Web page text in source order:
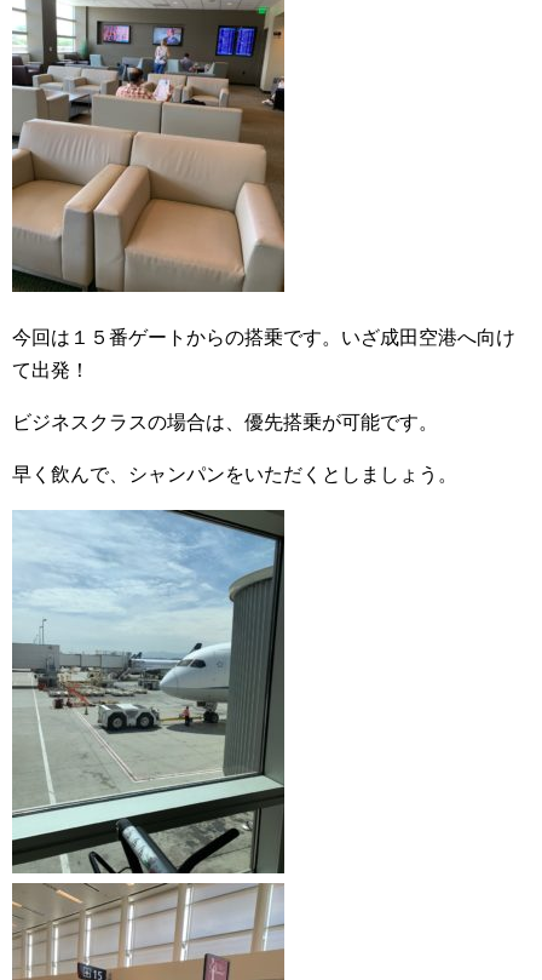
今回は１５番ゲートからの搭乗です。いざ成田空港へ向け
て出発！
ビジネスクラスの場合は、優先搭乗が可能です。
早く飲んで、シャンパンをいただくとしましょう。